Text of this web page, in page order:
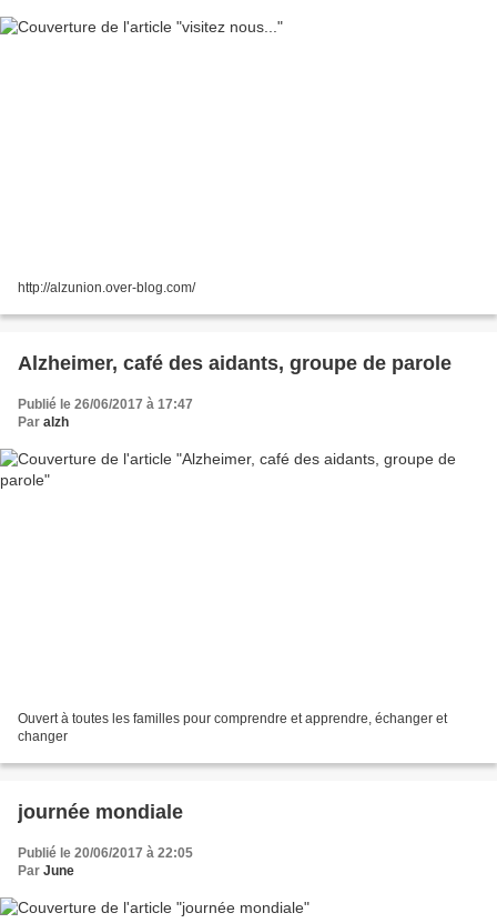
http://alzunion.over-blog.com/
Alzheimer, café des aidants, groupe de parole
Publié le 26/06/2017 à 17:47
Par alzh
Ouvert à toutes les familles pour comprendre et apprendre, échanger et
changer
journée mondiale
Publié le 20/06/2017 à 22:05
Par June